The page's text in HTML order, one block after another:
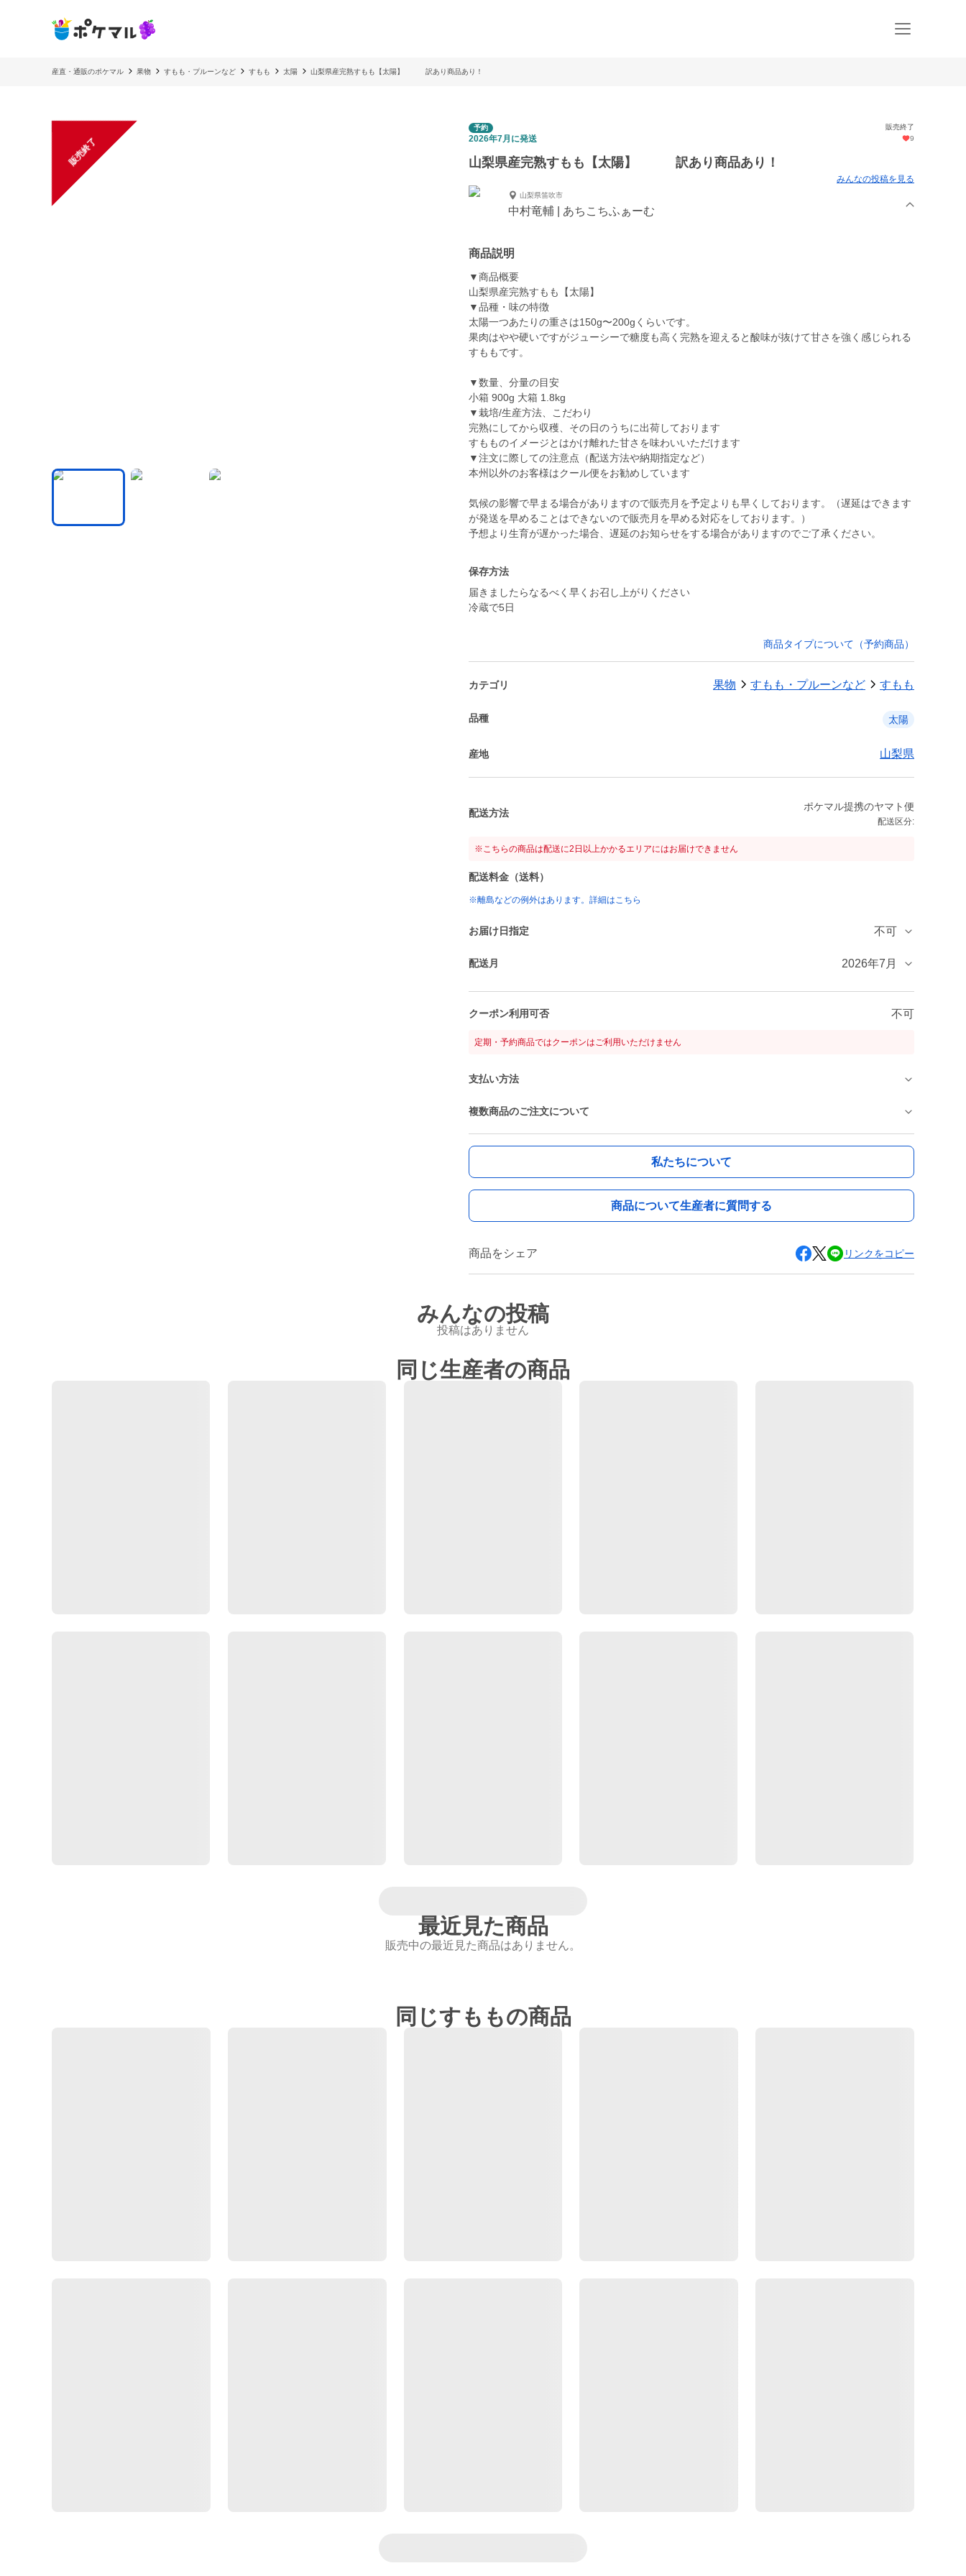
産直・通販のポケマル 果物 すもも・プルーンなど すもも 太陽 山梨県産完熟すもも【太陽】 訳あり商品あり！
販売終了
予約 販売終了
2026年7月に発送 9
山梨県産完熟すもも【太陽】 訳あり商品あり！
みんなの投稿を見る
山梨県笛吹市
中村竜輔 | あちこちふぁーむ
商品説明
▼商品概要
山梨県産完熟すもも【太陽】
▼品種・味の特徴
太陽一つあたりの重さは150g〜200gくらいです。
果肉はやや硬いですがジューシーで糖度も高く完熟を迎えると酸味が抜けて甘さを強く感じられる
すももです。
▼数量、分量の目安
小箱 900g 大箱 1.8kg
▼栽培/生産方法、こだわり
完熟にしてから収穫、その日のうちに出荷しております
すもものイメージとはかけ離れた甘さを味わいいただけます
▼注文に際しての注意点（配送方法や納期指定など）
本州以外のお客様はクール便をお勧めしています
気候の影響で早まる場合がありますので販売月を予定よりも早くしております。（遅延はできます
が発送を早めることはできないので販売月を早める対応をしております。）
予想より生育が遅かった場合、遅延のお知らせをする場合がありますのでご了承ください。
保存方法
届きましたらなるべく早くお召し上がりください
冷蔵で5日
商品タイプについて（予約商品）
カテゴリ 果物 すもも・プルーンなど すもも
品種 太陽
産地 山梨県
配送方法
ポケマル提携のヤマト便
配送区分:
※こちらの商品は配送に2日以上かかるエリアにはお届けできません
配送料金（送料）
※離島などの例外はあります。詳細はこちら
お届け日指定 不可
配送月 2026年7月
クーポン利用可否 不可
定期・予約商品ではクーポンはご利用いただけません
支払い方法
複数商品のご注文について
私たちについて
商品について生産者に質問する
商品をシェア リンクをコピー
みんなの投稿
投稿はありません
同じ生産者の商品
最近見た商品
販売中の最近見た商品はありません。
同じすももの商品